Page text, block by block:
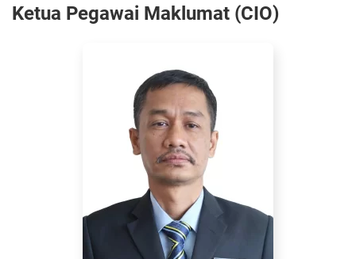
Ketua Pegawai Maklumat (CIO)